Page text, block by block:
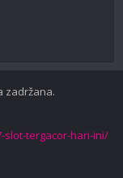
zadržana.
slot-tergacor-hari-ini/